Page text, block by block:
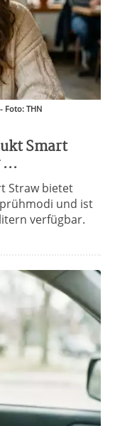
Foto: THN
Smart
...
Straw bietet
und ist
verfügbar.